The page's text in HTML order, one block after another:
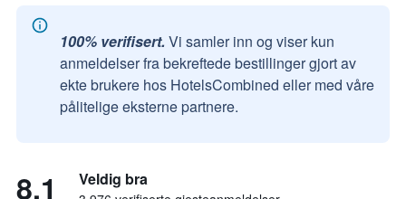
100% verifisert. Vi samler inn og viser kun
anmeldelser fra bekreftede bestillinger gjort av
ekte brukere hos HotelsCombined eller med våre
pålitelige eksterne partnere.
8,1 Veldig bra